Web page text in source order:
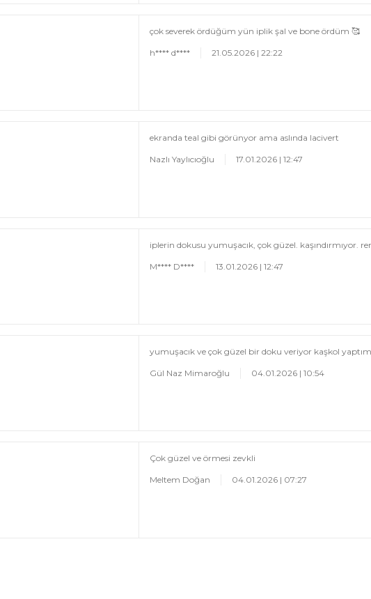
çok severek ördüğüm yün iplik şal ve bone ördüm 🥰
h**** d**** 21.05.2026 | 22:22
ekranda teal gibi görünyor ama aslında lacivert
Nazlı Yaylıcıoğlu 17.01.2026 | 12:47
iplerin dokusu yumuşacık, çok güzel.
M**** D**** 13.01.2026 | 12:47
yumuşacık ve çok güzel bir doku veriyor kaşkol yaptım
Gül Naz Mimaroğlu 04.01.2026 | 10:54
Çok güzel ve örmesi zevkli
Meltem Doğan 04.01.2026 | 07:27